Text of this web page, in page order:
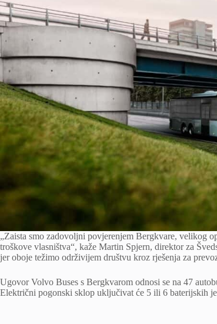
„Zaista smo zadovoljni povjerenjem Bergkvare, velikog
troškove vlasništva“, kaže Martin Spjern, direktor za
jer oboje težimo održivijem društvu kroz rješenja za
Ugovor Volvo Buses s Bergkvarom odnosi se na 47
Električni pogonski sklop uključivat će 5 ili 6 baterijskih